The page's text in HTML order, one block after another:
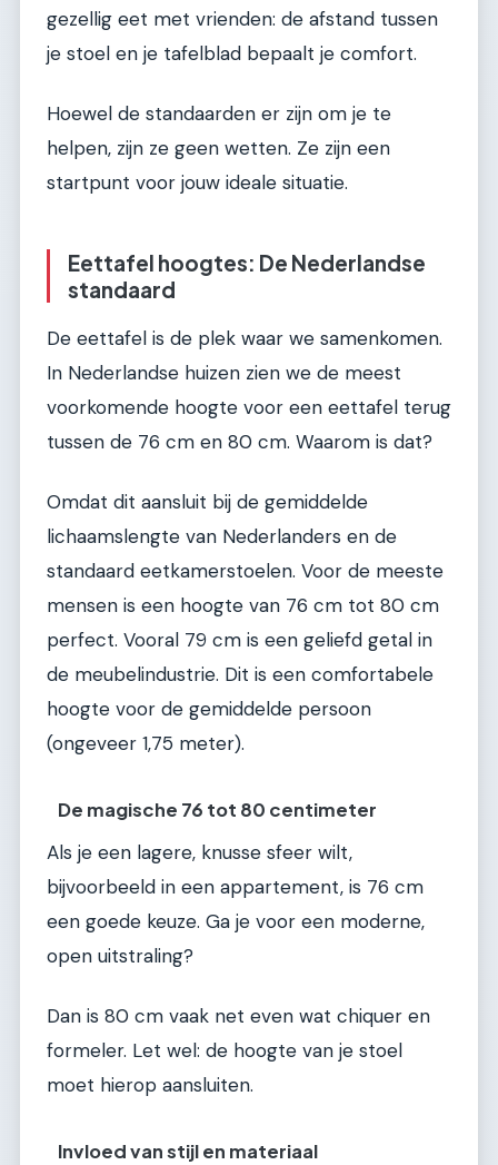
gezellig eet met vrienden: de afstand tussen
je stoel en je tafelblad bepaalt je comfort.
Hoewel de standaarden er zijn om je te
helpen, zijn ze geen wetten. Ze zijn een
startpunt voor jouw ideale situatie.
Eettafel hoogtes: De Nederlandse
standaard
De eettafel is de plek waar we samenkomen.
In Nederlandse huizen zien we de meest
voorkomende hoogte voor een eettafel terug
tussen de 76 cm en 80 cm. Waarom is dat?
Omdat dit aansluit bij de gemiddelde
lichaamslengte van Nederlanders en de
standaard eetkamerstoelen. Voor de meeste
mensen is een hoogte van 76 cm tot 80 cm
perfect. Vooral 79 cm is een geliefd getal in
de meubelindustrie. Dit is een comfortabele
hoogte voor de gemiddelde persoon
(ongeveer 1,75 meter).
De magische 76 tot 80 centimeter
Als je een lagere, knusse sfeer wilt,
bijvoorbeeld in een appartement, is 76 cm
een goede keuze. Ga je voor een moderne,
open uitstraling?
Dan is 80 cm vaak net even wat chiquer en
formeler. Let wel: de hoogte van je stoel
moet hierop aansluiten.
Invloed van stijl en materiaal